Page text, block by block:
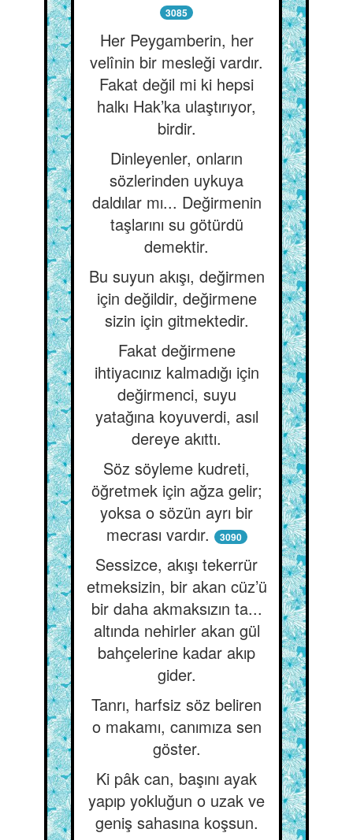
3085
Her Peygamberin, her
velînin bir mesleği vardır.
Fakat değil mi ki hepsi
halkı Hak’ka ulaştırıyor,
birdir.
Dinleyenler, onların
sözlerinden uykuya
daldılar mı... Değirmenin
taşlarını su götürdü
demektir.
Bu suyun akışı, değirmen
için değildir, değirmene
sizin için gitmektedir.
Fakat değirmene
ihtiyacınız kalmadığı için
değirmenci, suyu
yatağına koyuverdi, asıl
dereye akıttı.
Söz söyleme kudreti,
öğretmek için ağza gelir;
yoksa o sözün ayrı bir
mecrası vardır.
3090
Sessizce, akışı tekerrür
etmeksizin, bir akan cüz’ü
bir daha akmaksızın ta...
altında nehirler akan gül
bahçelerine kadar akıp
gider.
Tanrı, harfsiz söz beliren
o makamı, canımıza sen
göster.
Ki pâk can, başını ayak
yapıp yokluğun o uzak ve
geniş sahasına koşsun.